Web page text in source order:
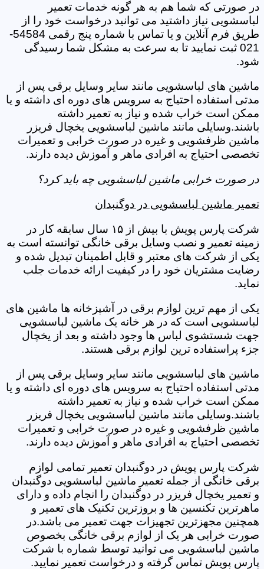
در صورتی که شما هم به هر گونه خدمات تعمیر
لباسشویی نیاز داشتید می توانید درخواست خود را از
طریق فرم آنلاین و یا تماس با شماره پنج رقمی 54584-
021 ثبت نمایید تا به سرعت به مشکل شما رسیدگی
شود.
ماشین های لباسشویی مانند سایر وسایل برقی پس از
مدتی استفاده احتیاج به سرویس های دوره ای داشته و یا
ممکن است خراب شده و نیاز به تعمیر داشته
باشند.وسایلی مانند ماشین لباسشویی یخچال فریزر
ماشین ظرفشویی و غیره در صورت خرابی و تعمیرات
تخصصی احتیاج به افرادی ماهر و آموزش دیده دارند.
در صورت خرابی ماشین لباسشویی چه باید کرد؟
تعمیر ماشین لباسشویی در دوگنبدان
شرکت پارس پویش با بیش از ۱۵ سال سابقه کار در
زمینه تعمیر و نصب وسایل برقی خانگی توانسته است به
یکی از شرکت های معتبر و قابل اطمینان تبدیل شده و
رضایت مشتریان خود را در کیفیت ارائه خدمات جلب
نماید.
یکی از مهم ترین لوازم برقی در آشپزخانه ها ماشین های
لباسشویی است که در هر خانه یک ماشین لباسشویی
جهت شستشوی لباس ها وجود داشته و بعد از یخچال
جزء پراستفاده ترین لوازم برقی هستند.
ماشین های لباسشویی مانند سایر وسایل برقی پس از
مدتی استفاده احتیاج به سرویس های دوره ای داشته و یا
ممکن است خراب شده و نیاز به تعمیر داشته
باشند.وسایلی مانند ماشین لباسشویی یخچال فریزر
ماشین ظرفشویی و غیره در صورت خرابی و تعمیرات
تخصصی احتیاج به افرادی ماهر و آموزش دیده دارند.
شرکت پارس پویش در دوگنبدان تعمیر تمامی لوازم
برقی خانگی از جمله تعمیر ماشین لباسشویی دوگنبدان
و تعمیر یخچال فریزر در دوگنبدان را انجام داده و دارای
ماهرترین تکنسین ها و بروزترین تکنیک های تعمیر و
همچنین مجهزترین تجهیزات جهت تعمیر می باشد.در
صورت خرابی هر یک از لوازم برقی خانگی بخصوص
ماشین لباسشویی می توانید توسط شماره با شرکت
پارس پویش تماس گرفته و درخواست تعمیر نمایید.